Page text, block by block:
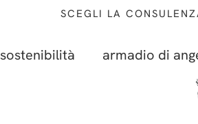
SCEGLI LA
sostenibilità armadio di